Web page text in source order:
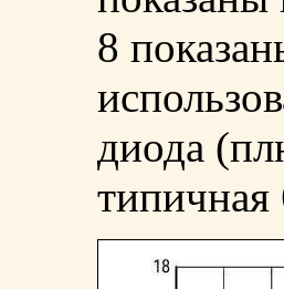
8
диода